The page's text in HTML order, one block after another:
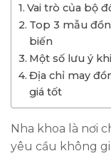
Vai trò của bộ
Top 3 mẫu
biến
Một số lưu ý
Địa chỉ may
giá tốt
Nha khoa là nơi
yêu cầu không